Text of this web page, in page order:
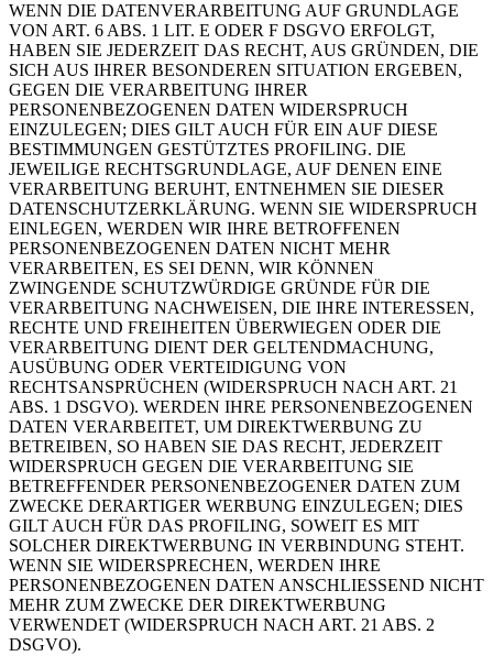
WENN DIE DATENVERARBEITUNG AUF GRUNDLAGE
VON ART. 6 ABS. 1 LIT. E ODER F DSGVO ERFOLGT,
HABEN SIE JEDERZEIT DAS RECHT, AUS GRÜNDEN, DIE
SICH AUS IHRER BESONDEREN SITUATION ERGEBEN,
GEGEN DIE VERARBEITUNG IHRER
PERSONENBEZOGENEN DATEN WIDERSPRUCH
EINZULEGEN; DIES GILT AUCH FÜR EIN AUF DIESE
BESTIMMUNGEN GESTÜTZTES PROFILING. DIE
JEWEILIGE RECHTSGRUNDLAGE, AUF DENEN EINE
VERARBEITUNG BERUHT, ENTNEHMEN SIE DIESER
DATENSCHUTZERKLÄRUNG. WENN SIE WIDERSPRUCH
EINLEGEN, WERDEN WIR IHRE BETROFFENEN
PERSONENBEZOGENEN DATEN NICHT MEHR
VERARBEITEN, ES SEI DENN, WIR KÖNNEN
ZWINGENDE SCHUTZWÜRDIGE GRÜNDE FÜR DIE
VERARBEITUNG NACHWEISEN, DIE IHRE INTERESSEN,
RECHTE UND FREIHEITEN ÜBERWIEGEN ODER DIE
VERARBEITUNG DIENT DER GELTENDMACHUNG,
AUSÜBUNG ODER VERTEIDIGUNG VON
RECHTSANSPRÜCHEN (WIDERSPRUCH NACH ART. 21
ABS. 1 DSGVO). WERDEN IHRE PERSONENBEZOGENEN
DATEN VERARBEITET, UM DIREKTWERBUNG ZU
BETREIBEN, SO HABEN SIE DAS RECHT, JEDERZEIT
WIDERSPRUCH GEGEN DIE VERARBEITUNG SIE
BETREFFENDER PERSONENBEZOGENER DATEN ZUM
ZWECKE DERARTIGER WERBUNG EINZULEGEN; DIES
GILT AUCH FÜR DAS PROFILING, SOWEIT ES MIT
SOLCHER DIREKTWERBUNG IN VERBINDUNG STEHT.
WENN SIE WIDERSPRECHEN, WERDEN IHRE
PERSONENBEZOGENEN DATEN ANSCHLIESSEND NICHT
MEHR ZUM ZWECKE DER DIREKTWERBUNG
VERWENDET (WIDERSPRUCH NACH ART. 21 ABS. 2
DSGVO).